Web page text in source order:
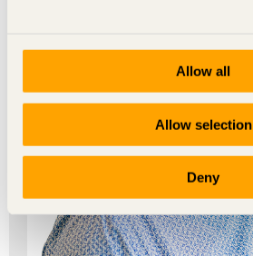
Allow all
Allow selection
Deny